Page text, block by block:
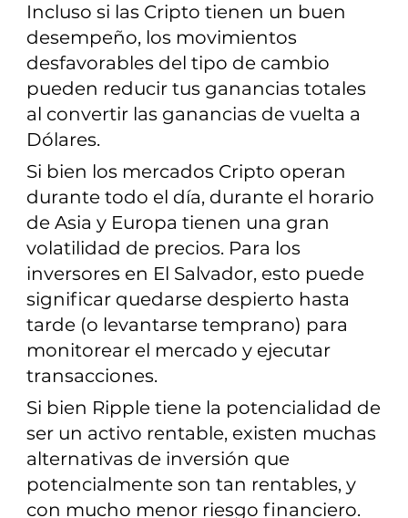
Incluso si las Cripto tienen un buen
desempeño, los movimientos
desfavorables del tipo de cambio
pueden reducir tus ganancias totales
al convertir las ganancias de vuelta a
Dólares.
Si bien los mercados Cripto operan
durante todo el día, durante el horario
de Asia y Europa tienen una gran
volatilidad de precios. Para los
inversores en El Salvador, esto puede
significar quedarse despierto hasta
tarde (o levantarse temprano) para
monitorear el mercado y ejecutar
transacciones.
Si bien Ripple tiene la potencialidad de
ser un activo rentable, existen muchas
alternativas de inversión que
potencialmente son tan rentables, y
con mucho menor riesgo financiero.